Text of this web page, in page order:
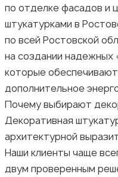
по отделке фасадов и
штукатурками в
по всей Ростовской
на создании
которые
дополнительное
Почему выбирают
Декоративная
архитектурной
Наши клиенты чаще
двум проверенным